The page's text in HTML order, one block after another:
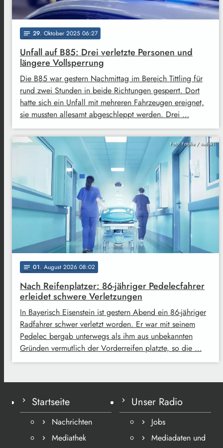
notes 29. Oktober 2025 06:27
Unfall auf B85: Drei verletzte Personen und
längere Vollsperrung
Die B85 war gestern Nachmittag im Bereich Tittling für
rund zwei Stunden in beide Richtungen gesperrt. Dort
hatte sich ein Unfall mit mehreren Fahrzeugen ereignet,
sie mussten allesamt abgeschleppt werden. Drei …
Foto: Fotolia / sudok1
notes 01. August 2026 08:02
Nach Reifenplatzer: 86-jähriger Pedelecfahrer
erleidet schwere Verletzungen
In Bayerisch Eisenstein ist gestern Abend ein 86-jähriger
Radfahrer schwer verletzt worden. Er war mit seinem
Pedelec bergab unterwegs als ihm aus unbekannten
Gründen vermutlich der Vorderreifen platzte, so die …
Startseite
Nachrichten
Mediathek
Unser Radio
Jobs
Mediadaten und